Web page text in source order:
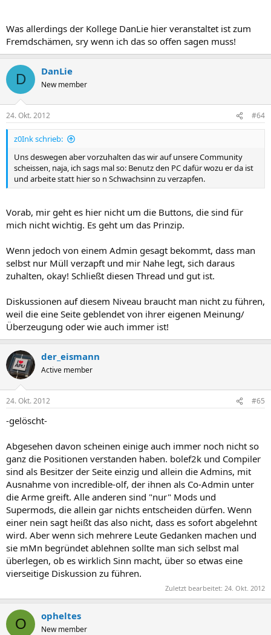
Was allerdings der Kollege DanLie hier veranstaltet ist zum
Fremdschämen, sry wenn ich das so offen sagen muss!
D DanLie
New member
24. Okt. 2012 #64
z0Ink schrieb:
Uns deswegen aber vorzuhalten das wir auf unsere Community
scheissen, naja, ich sags mal so: Benutz den PC dafür wozu er da ist
und arbeite statt hier so n Schwachsinn zu verzapfen.
Vorab, mir geht es hier nicht um die Buttons, die sind für
mich nicht wichtig. Es geht um das Prinzip.
Wenn jedoch von einem Admin gesagt bekommt, dass man
selbst nur Müll verzapft und mir Nahe legt, sich daraus
zuhalten, okay! Schließt diesen Thread und gut ist.
Diskussionen auf diesem Niveau braucht man nicht zu führen,
weil die eine Seite geblendet von ihrer eigenen Meinung/
Überzeugung oder wie auch immer ist!
der_eismann
Active member
24. Okt. 2012 #65
-gelöscht-
Abgesehen davon scheinen einige auch immer noch nicht so
ganz die Positionen verstanden haben. bolef2k und Compiler
sind als Besitzer der Seite einzig und allein die Admins, mit
Ausnahme von incredible-olf, der ihnen als Co-Admin unter
die Arme greift. Alle anderen sind "nur" Mods und
Supermods, die allein gar nichts entscheiden dürfen. Wenn
einer nein sagt heißt das also nicht, dass es sofort abgelehnt
wird. Aber wenn sich mehrere Leute Gedanken machen und
sie mMn begründet ablehnen sollte man sich selbst mal
überlegen, ob es wirklich Sinn macht, über so etwas eine
vierseitige Diskussion zu führen.
Zuletzt bearbeitet: 24. Okt. 2012
O opheltes
New member